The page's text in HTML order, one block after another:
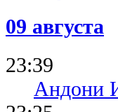
09 августа
23:39
Андони